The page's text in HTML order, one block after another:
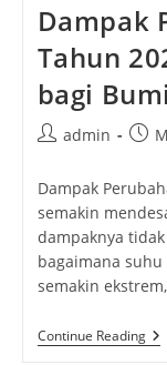
Dampak
Tahun
bagi Bumi
Postadmin
Post
Dampak
semakin
dampaknya
bagaimana
semakin
Continue Reading